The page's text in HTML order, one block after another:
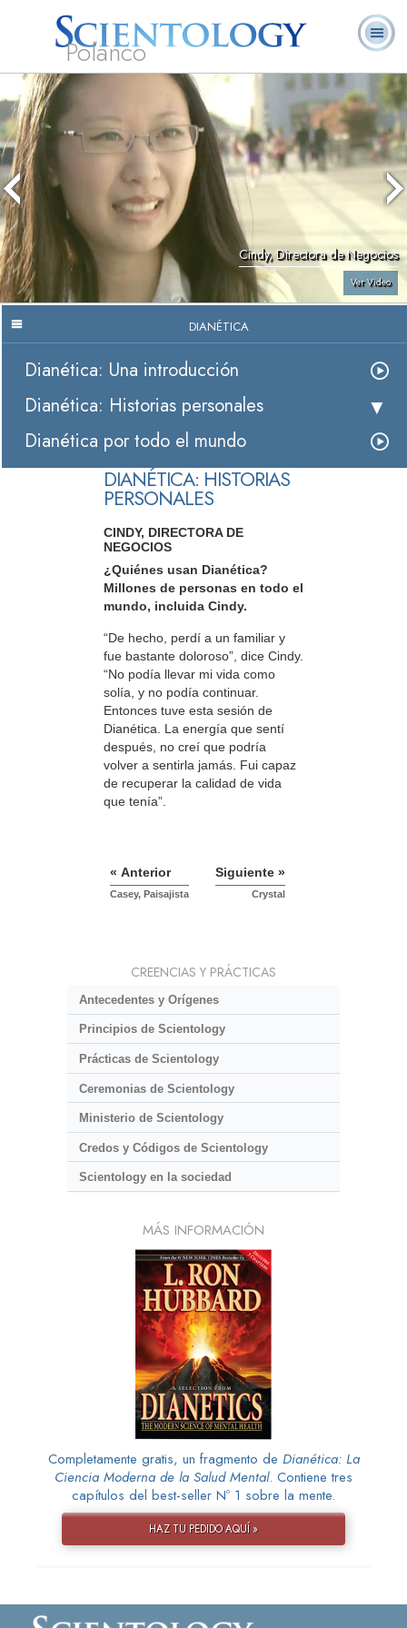
Polanco
L. Ronald
Hubbard
Ministros
Voluntarios
Preguntas
Libros
Cindy, Directora de Negocios
Ver Video
DIANÉTICA
Dianética: Una introducción
Dianética: Historias personales
Dianética por todo el mundo
DIANÉTICA: HISTORIAS
PERSONALES
CINDY, DIRECTORA DE
NEGOCIOS
¿Quiénes usan Dianética?
Millones de personas en todo el
mundo, incluida Cindy.
“De hecho, perdí a un familiar y
fue bastante doloroso”, dice Cindy.
“No podía llevar mi vida como
solía, y no podía continuar.
Entonces tuve esta sesión de
Dianética. La energía que sentí
después, no creí que podría
volver a sentirla jamás. Fui capaz
de recuperar la calidad de vida
que tenía”.
« Anterior
Casey, Paisajista
Siguiente »
Crystal
CREENCIAS Y PRÁCTICAS
Antecedentes y Orígenes
Principios de Scientology
Prácticas de Scientology
Ceremonias de Scientology
Ministerio de Scientology
Credos y Códigos de Scientology
Scientology en la sociedad
MÁS INFORMACIÓN
Completamente gratis, un fragmento de Dianética: La
Ciencia Moderna de la Salud Mental. Contiene tres
capítulos del best-seller Nº 1 sobre la mente.
HAZ TU PEDIDO AQUÍ »